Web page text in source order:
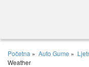
Početna » Auto Gume »
Weather